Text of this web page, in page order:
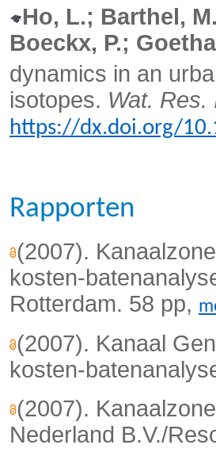
Ho, L.; Barthel,
Boeckx, P.;
dynamics in an
isotopes. Wat. Res.
https://dx.doi.org/
Rapporten
(2007).
kosten-
Rotterdam. 58 pp,
(2007). Kanaal
kosten-
(2007).
Nederland B.V./